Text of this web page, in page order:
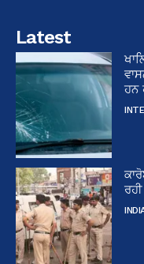
Latest
ਹਨ